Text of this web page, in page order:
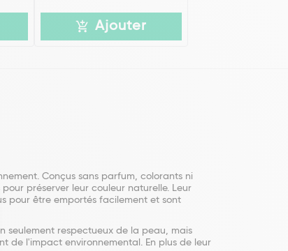
Ajouter
Conçus sans parfum, colorants ni
préserver leur couleur naturelle. Leur
pour être emportés facilement et sont
seulement respectueux de la peau, mais
de l'impact environnemental. En plus de leur